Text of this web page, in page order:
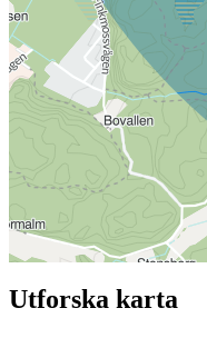
Utforska karta